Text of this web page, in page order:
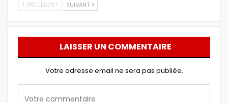
PRÉCÉDENT SUIVANT
LAISSER UN COMMENTAIRE
Votre adresse email ne sera pas publiée.